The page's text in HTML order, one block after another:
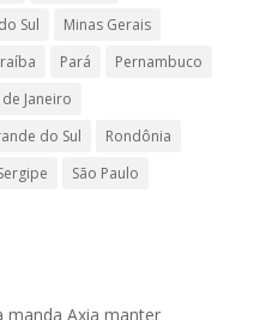
Sul
Minas Gerais
Pará
Pernambuco
de Janeiro
do Sul
Rondônia
São Paulo
manda Axia manter